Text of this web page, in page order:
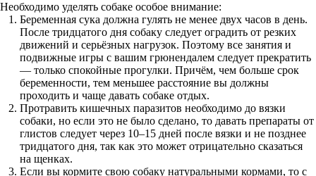
Необходимо уделять собаке особое внимание:
Беременная сука должна гулять не менее двух часов в день.
После тридцатого дня собаку следует оградить от резких
движений и серьёзных нагрузок. Поэтому все занятия и
подвижные игры с вашим грюнендалем следует прекратить
— только спокойные прогулки. Причём, чем больше срок
беременности, тем меньшее расстояние вы должны
проходить и чаще давать собаке отдых.
Протравить кишечных паразитов необходимо до вязки
собаки, но если это не было сделано, то давать препараты от
глистов следует через 10–15 дней после вязки и не позднее
тридцатого дня, так как это может отрицательно сказаться
на щенках.
Если вы кормите свою собаку натуральными кормами, то с